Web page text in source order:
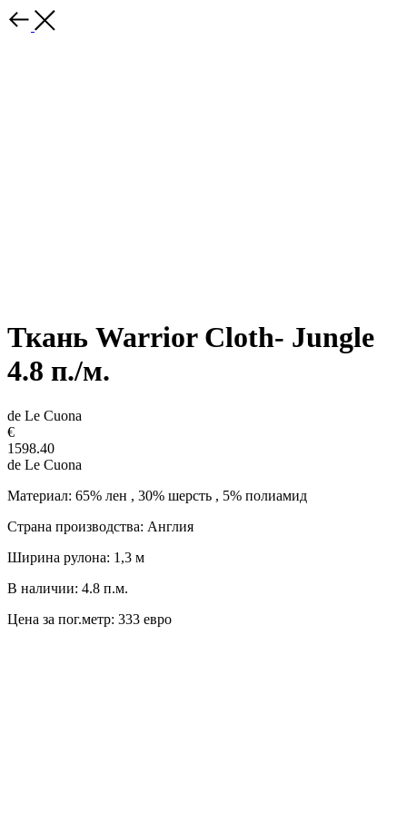
Ткань Warrior Cloth- Jungle
4.8 п./м.
de Le Cuona
€
1598.40
de Le Cuona
Материал: 65% лен , 30% шерсть , 5% полиамид
Страна производства: Англия
Ширина рулона: 1,3 м
В наличии: 4.8 п.м.
Цена за пог.метр: 333 евро